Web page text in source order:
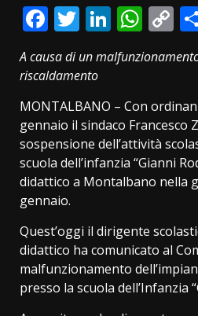
Facebook
Twitter
A causa di un
riscaldamento
MONTALBANO – Con
gennaio il sindaco Francesco
sospensione dell’attività
scuola dell’infanzia “Gianni
didattico a Montalbano nella
gennaio.
Quest’oggi il dirigente
didattico ha comunicato al
malfunzionamento
presso la scuola dell’Infanzia